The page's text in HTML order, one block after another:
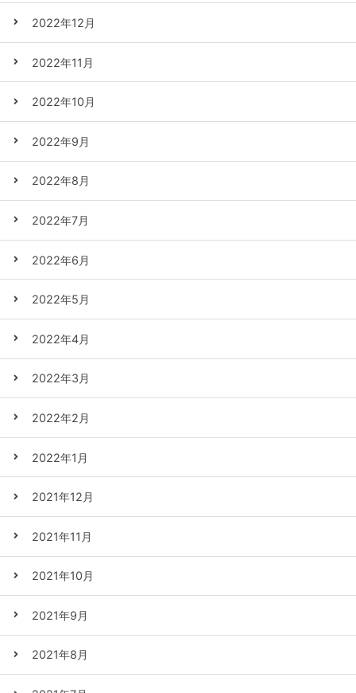
2022年12月
2022年11月
2022年10月
2022年9月
2022年8月
2022年7月
2022年6月
2022年5月
2022年4月
2022年3月
2022年2月
2022年1月
2021年12月
2021年11月
2021年10月
2021年9月
2021年8月